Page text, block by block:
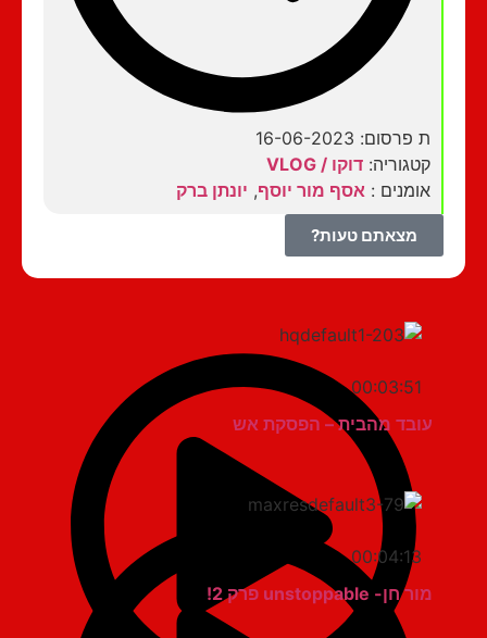
ת פרסום: 16-06-2023
קטגוריה:דוקו / VLOG
אומנים :אסף מור יוסף,יונתן ברק
מצאתם טעות?
00:03:51
עובד מהבית – הפסקת אש
00:04:13
מור חן- unstoppable פרק 2!